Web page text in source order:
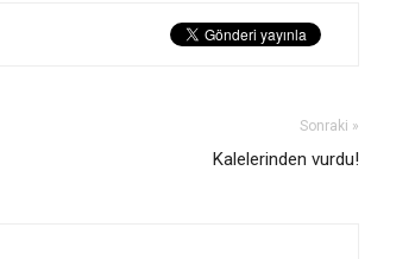
Sonraki »
Kalelerinden vurdu!